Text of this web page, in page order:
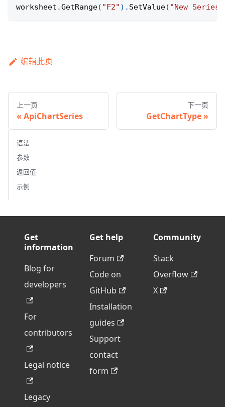
worksheet .GetRange( "F2" ) . SetValue( "New Series
编辑此页
上一页
ApiChartSeries
下一页
GetChartType
语法
参数
返回值
示例
Get
information
Blog for
developers
For
contributors
Legal notice
Legacy
Get help
Forum
Code on
GitHub
Installation
guides
Support
contact
form
Community
Stack
Overflow
X